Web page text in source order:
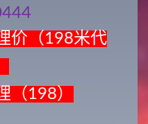
价（198米代
（198）